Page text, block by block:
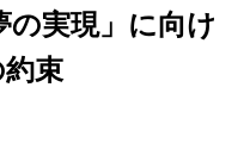
の実現」に向け
束